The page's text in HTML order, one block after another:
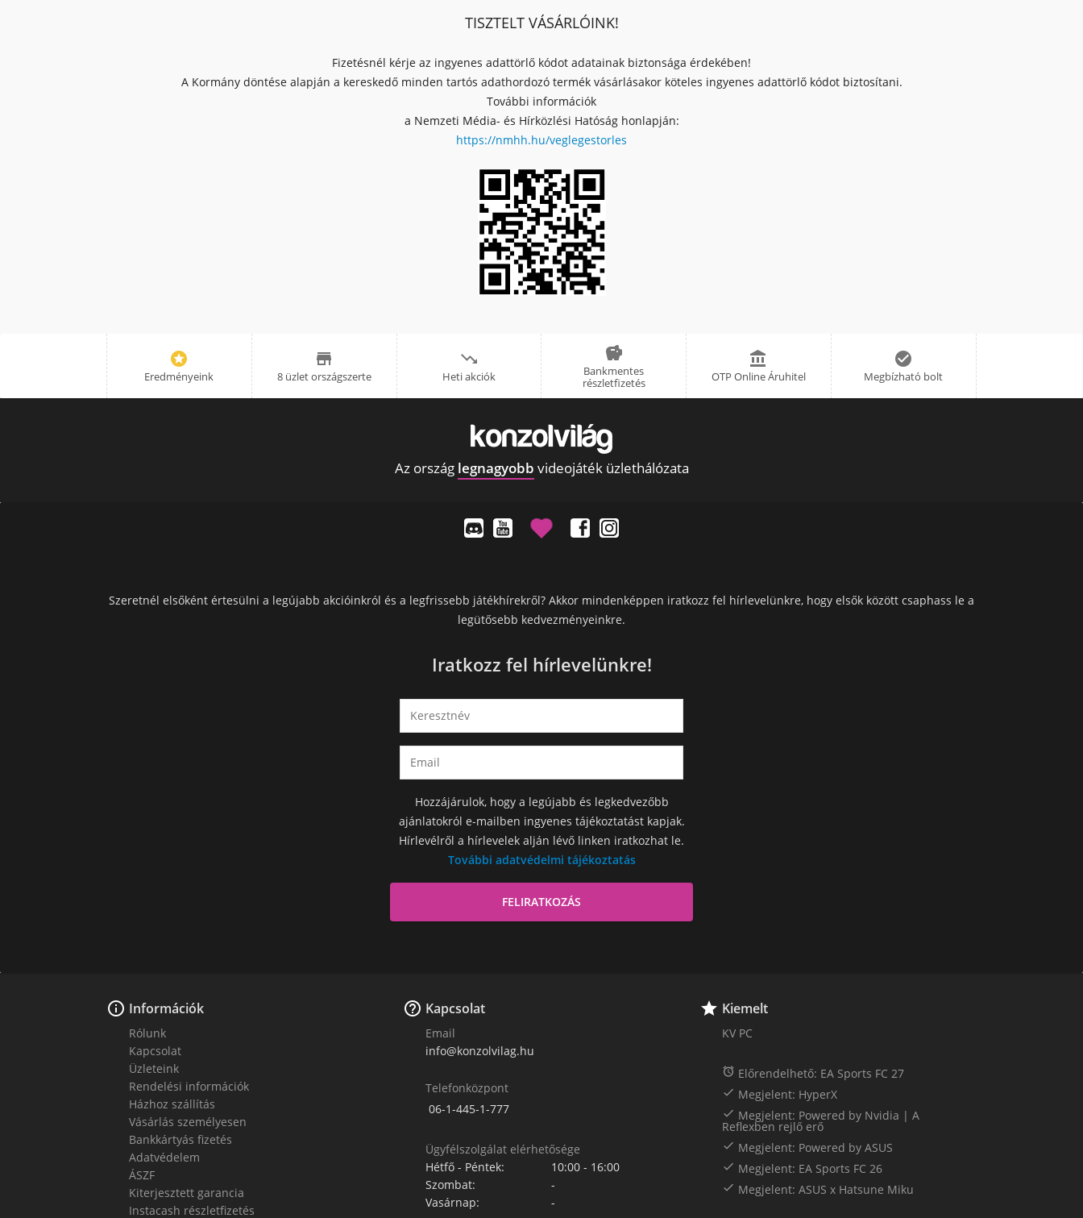
TISZTELT VÁSÁRLÓINK!
Fizetésnél kérje az ingyenes adattörlő kódot adatainak biztonsága érdekében!
A Kormány döntése alapján a kereskedő minden tartós adathordozó termék vásárlásakor köteles ingyenes adattörlő kódot biztosítani.
További információk
a Nemzeti Média- és Hírközlési Hatóság honlapján:
https://nmhh.hu/veglegestorles

Eredményeink

8 üzlet országszerte

Heti akciók

Bankmentes
részletfizetés

OTP Online Áruhitel

Megbízható bolt
Az ország legnagyobb videojáték üzlethálózata
Szeretnél elsőként értesülni a legújabb akcióinkról és a legfrissebb játékhírekről? Akkor mindenképpen iratkozz fel hírlevelünkre, hogy elsők között csaphass le a
legütősebb kedvezményeinkre.
Iratkozz fel hírlevelünkre!
Hozzájárulok, hogy a legújabb és legkedvezőbb
ajánlatokról e-mailben ingyenes tájékoztatást kapjak.
Hírlevélről a hírlevelek alján lévő linken iratkozhat le.
További adatvédelmi tájékoztatás
 Információk
Rólunk
Kapcsolat
Üzleteink
Rendelési információk
Házhoz szállítás
Vásárlás személyesen
Bankkártyás fizetés
Adatvédelem
ÁSZF
Kiterjesztett garancia
Instacash részletfizetés
 Kapcsolat
Email
info@konzolvilag.hu
Telefonközpont
06-1-445-1-777
Ügyfélszolgálat elérhetősége
Hétfő - Péntek:
10:00 - 16:00
Szombat:
-
Vasárnap:
-
 Kiemelt
KV PC
 Előrendelhető: EA Sports FC 27
 Megjelent: HyperX
 Megjelent: Powered by Nvidia | A
Reflexben rejlő erő
 Megjelent: Powered by ASUS
 Megjelent: EA Sports FC 26
 Megjelent: ASUS x Hatsune Miku